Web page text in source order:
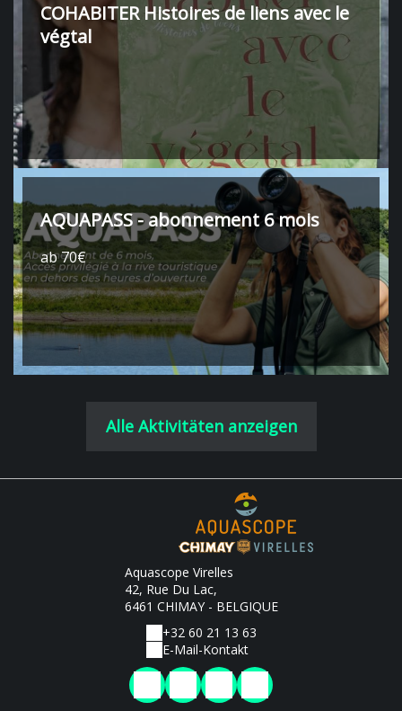
COHABITER Histoires de liens avec le
végtal
AQUAPASS - abonnement 6 mois
ab 70€
Alle Aktivitäten anzeigen
Aquascope Virelles
42, Rue Du Lac,
6461 CHIMAY - BELGIQUE
+32 60 21 13 63
E-Mail-Kontakt